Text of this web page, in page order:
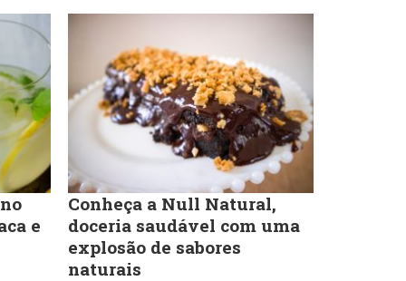
Padarias e Confeitarias
Peixes e Frutos do Mar
Portuguesa
Sobremesas e sorvetes
Variados
e
Conheça a Null Natural,
doceria saudável com uma
explosão de sabores
naturais